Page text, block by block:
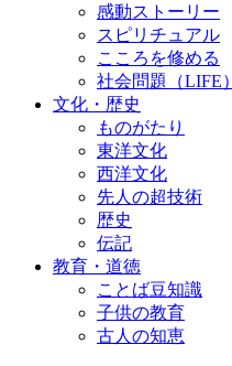
感動ストーリー
スピリチュアル
こころを修める
社会問題（LIFE）
文化・歴史
ものがたり
東洋文化
西洋文化
先人の超技術
歴史
伝記
教育・道徳
ことば豆知識
子供の教育
古人の知恵